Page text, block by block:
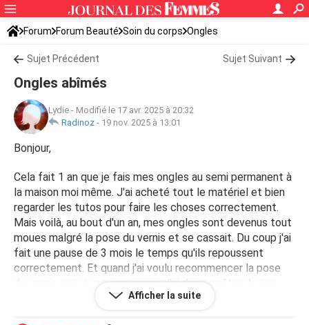
Forum Forum Beauté Soin du corps Ongles
Sujet Précédent Sujet Suivant
Ongles abîmés
Lydie - Modifié le 17 avr. 2025 à 20:32
Radinoz - 19 nov. 2025 à 13:01
Bonjour,
Cela fait 1 an que je fais mes ongles au semi permanent à
la maison moi même. J'ai acheté tout le matériel et bien
regarder les tutos pour faire les choses correctement.
Mais voilà, au bout d'un an, mes ongles sont devenus tout
moues malgré la pose du vernis et se cassait. Du coup j'ai
fait une pause de 3 mois le temps qu'ils repoussent
correctement. Et quand j'ai voulu recommencer la pose
de vernis cela à recommencer. J'ai donc arrêter de les
faire. Savez vous d'où ça peut venir ? La marque du vernis
Afficher la suite